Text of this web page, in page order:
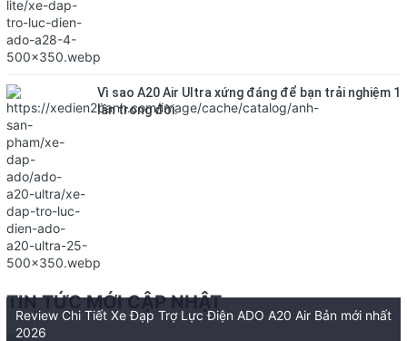
Vì sao A20 Air Ultra xứng đáng để bạn trải nghiệm 1
lần trong đời.
TIN TỨC MỚI CẬP NHẬT
Review Chi Tiết Xe Đạp Trợ Lực Điện ADO A20 Air Bản mới nhất
2026